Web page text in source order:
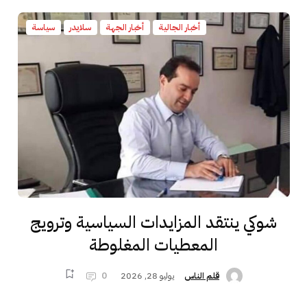
أخبار الجالية أخبار الجهة سلايدر سياسة
شوكي ينتقد المزايدات السياسية وترويج
المعطيات المغلوطة
قلم الناس يوليو 28, 2026 0